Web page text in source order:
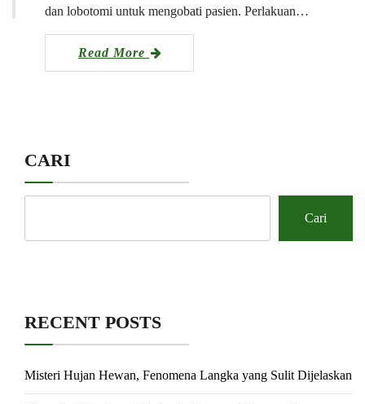
dan lobotomi untuk mengobati pasien. Perlakuan…
Read More
CARI
Cari
RECENT POSTS
Misteri Hujan Hewan, Fenomena Langka yang Sulit Dijelaskan